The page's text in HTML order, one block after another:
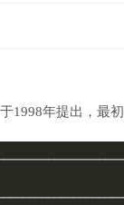
1998年提出，最